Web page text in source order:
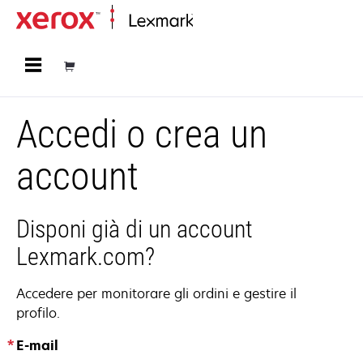
Accedi o crea un
account
Disponi già di un account
Lexmark.com?
Accedere per monitorare gli ordini e gestire il
profilo.
E-mail